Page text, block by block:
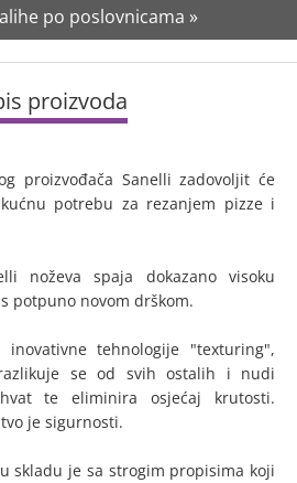
po poslovnicama »
proizvoda
proizvođača Sanelli zadovoljit će
potrebu za rezanjem pizze i
noževa spaja dokazano visoku
potpuno novom drškom.
inovativne tehnologije "texturing",
se od svih ostalih i nudi
te eliminira osjećaj krutosti.
je sigurnosti.
skladu je sa strogim propisima koji